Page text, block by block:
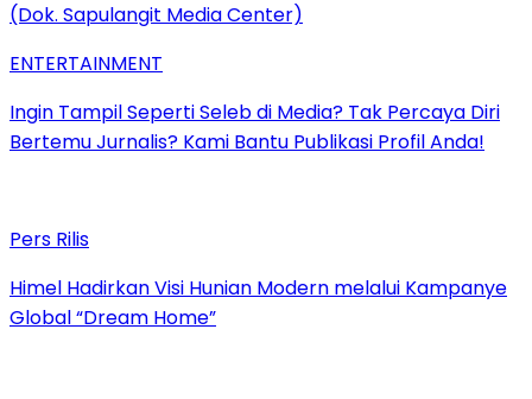
ENTERTAINMENT
Ingin Tampil Seperti Seleb di Media? Tak Percaya Diri
Bertemu Jurnalis? Kami Bantu Publikasi Profil Anda!
Pers Rilis
Himel Hadirkan Visi Hunian Modern melalui Kampanye
Global “Dream Home”